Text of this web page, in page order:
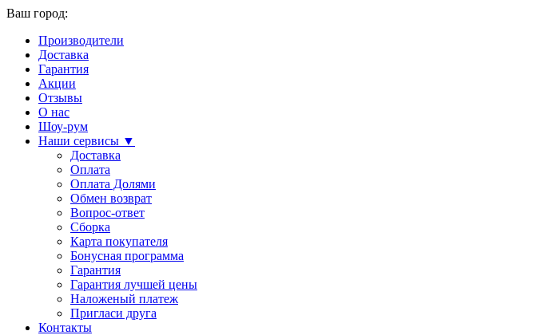
Ваш город:
Производители
Доставка
Гарантия
Акции
Отзывы
О нас
Шоу-рум
Наши сервисы ▼
Доставка
Оплата
Оплата Долями
Обмен возврат
Вопрос-ответ
Сборка
Карта покупателя
Бонусная программа
Гарантия
Гарантия лучшей цены
Наложеный платеж
Пригласи друга
Контакты